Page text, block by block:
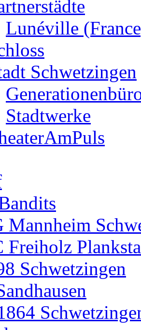
Lunéville
Schwetzingen
Stadtwerke
Mannheim
Freiholz
Schwetzingen